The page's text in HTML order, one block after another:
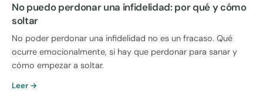
No puedo perdonar una infidelidad: por qué y cómo
soltar
No poder perdonar una infidelidad no es un fracaso. Qué
ocurre emocionalmente, si hay que perdonar para sanar y
cómo empezar a soltar.
Leer →